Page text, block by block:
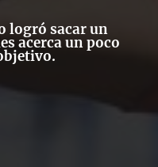
logró sacar un
acerca un poco